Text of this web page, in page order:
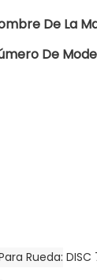
De La
De
Rueda DISC